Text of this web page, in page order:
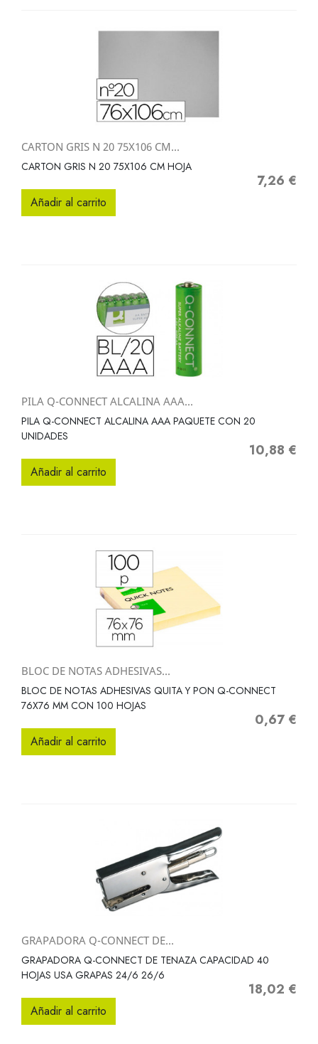
CARTON GRIS N 20 75X106 CM...
CARTON GRIS N 20 75X106 CM HOJA
Precio
7,26 €
Añadir al carrito
PILA Q-CONNECT ALCALINA AAA...
PILA Q-CONNECT ALCALINA AAA PAQUETE CON 20
UNIDADES
Precio
10,88 €
Añadir al carrito
BLOC DE NOTAS ADHESIVAS...
BLOC DE NOTAS ADHESIVAS QUITA Y PON Q-CONNECT
76X76 MM CON 100 HOJAS
Precio
0,67 €
Añadir al carrito
GRAPADORA Q-CONNECT DE...
GRAPADORA Q-CONNECT DE TENAZA CAPACIDAD 40
HOJAS USA GRAPAS 24/6 26/6
Precio
18,02 €
Añadir al carrito